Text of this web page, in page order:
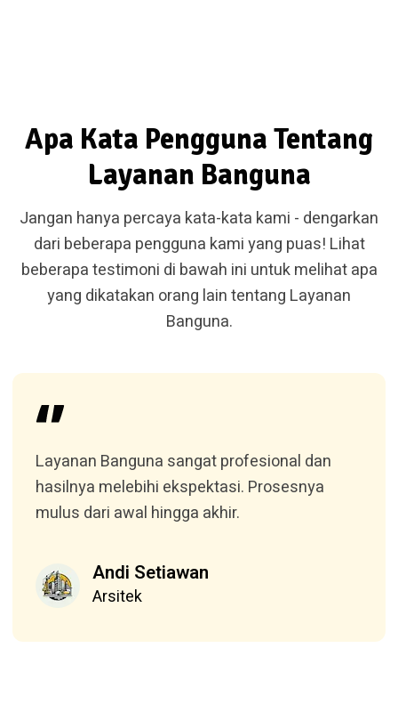
Apa Kata Pengguna Tentang
Layanan Banguna
Jangan hanya percaya kata-kata kami - dengarkan
dari beberapa pengguna kami yang puas! Lihat
beberapa testimoni di bawah ini untuk melihat apa
yang dikatakan orang lain tentang Layanan
Banguna.
Layanan Banguna sangat profesional dan
hasilnya melebihi ekspektasi. Prosesnya
mulus dari awal hingga akhir.
Andi Setiawan
Arsitek